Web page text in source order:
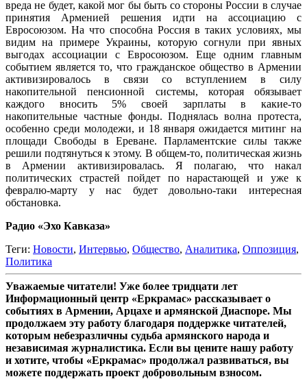
вреда не будет, какой мог бы быть со стороны России в случае
принятия Арменией решения идти на ассоциацию с
Евросоюзом. На что способна Россия в таких условиях, мы
видим на примере Украины, которую согнули при явных
выгодах ассоциации с Евросоюзом. Еще одним главным
событием является то, что гражданское общество в Армении
активизировалось в связи со вступлением в силу
накопительной пенсионной системы, которая обязывает
каждого вносить 5% своей зарплаты в какие-то
накопительные частные фонды. Поднялась волна протеста,
особенно среди молодежи, и 18 января ожидается митинг на
площади Свободы в Ереване. Парламентские силы также
решили подтянуться к этому. В общем-то, политическая жизнь
в Армении активизировалась. Я полагаю, что накал
политических страстей пойдет по нарастающей и уже к
февралю-марту у нас будет довольно-таки интересная
обстановка.
Радио «Эхо Кавказа»
Теги: Новости, Интервью, Общество, Аналитика, Оппозиция,
Политика
Уважаемые читатели! Уже более тридцати лет
Информационный центр «Еркрамас» рассказывает о
событиях в Армении, Арцахе и армянской Диаспоре. Мы
продолжаем эту работу благодаря поддержке читателей,
которым небезразличны судьба армянского народа и
независимая журналистика. Если вы цените нашу работу
и хотите, чтобы «Еркрамас» продолжал развиваться, вы
можете поддержать проект добровольным взносом.